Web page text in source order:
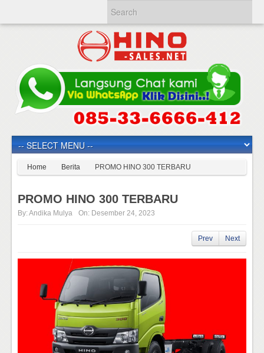
Home Berita PROMO HINO 300 TERBARU
PROMO HINO 300 TERBARU
By:Andika Mulya On: Desember 24, 2023
Prev Next